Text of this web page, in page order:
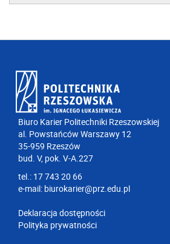
Biuro Karier Politechniki Rzeszowskiej
al. Powstańców Warszawy 12
35-959 Rzeszów
bud. V, pok. V-A.227
tel.: 17 743 20 66
e-mail: biurokarier@prz.edu.pl
Deklaracja dostępności
Polityka prywatności